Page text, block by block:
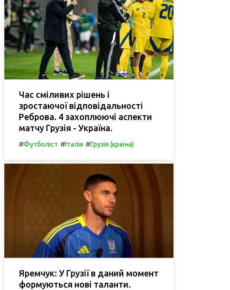
Час сміливих рішень і
зростаючої відповідальності
Реброва. 4 захоплюючі аспекти
матчу Грузія - Україна.
#Футболіст #Італія #Грузія (країна)
Яремчук: У Грузії в даний момент
формуються нові таланти.